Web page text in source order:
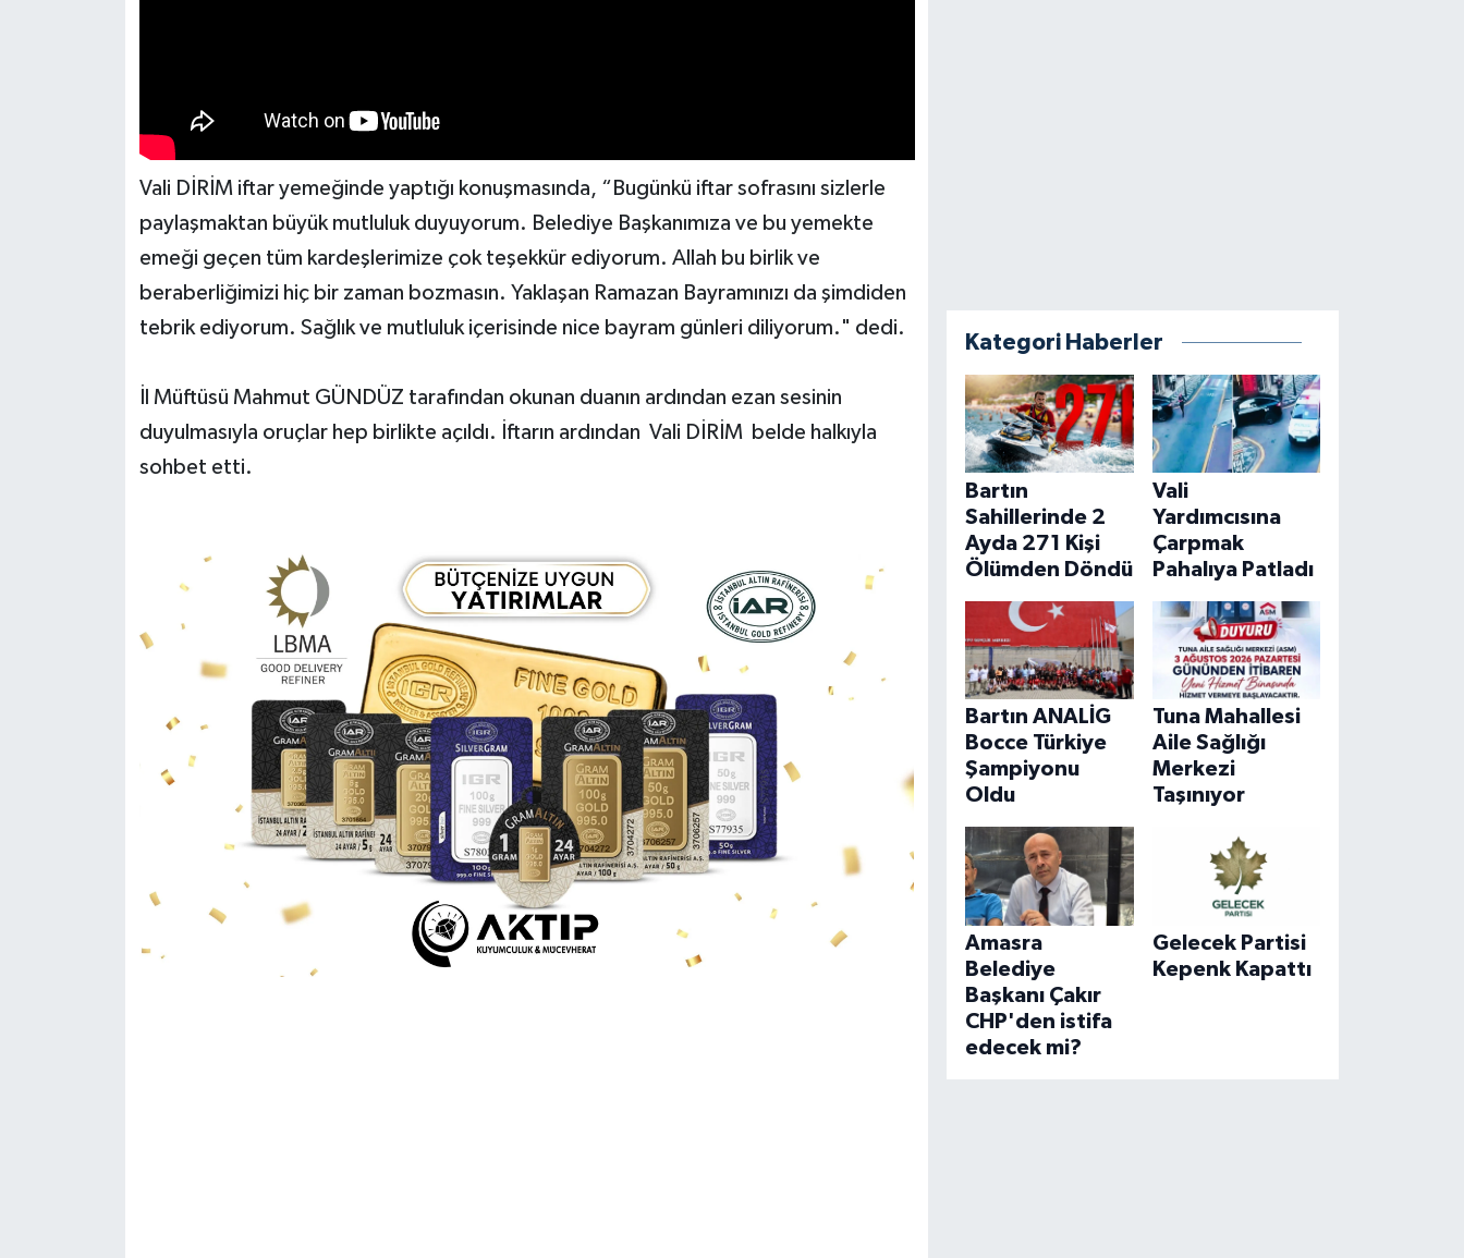
Vali DİRİM iftar yemeğinde yaptığı konuşmasında, “Bugünkü iftar sofrasını sizlerle
paylaşmaktan büyük mutluluk duyuyorum. Belediye Başkanımıza ve bu yemekte
emeği geçen tüm kardeşlerimize çok teşekkür ediyorum. Allah bu birlik ve
beraberliğimizi hiç bir zaman bozmasın. Yaklaşan Ramazan Bayramınızı da şimdiden
tebrik ediyorum. Sağlık ve mutluluk içerisinde nice bayram günleri diliyorum." dedi.
İl Müftüsü Mahmut GÜNDÜZ tarafından okunan duanın ardından ezan sesinin
duyulmasıyla oruçlar hep birlikte açıldı. İftarın ardından Vali DİRİM belde halkıyla
sohbet etti.
Kategori Haberler
Bartın
Sahillerinde 2
Ayda 271 Kişi
Ölümden Döndü
Vali
Yardımcısına
Çarpmak
Pahalıya Patladı
Bartın ANALİG
Bocce Türkiye
Şampiyonu
Oldu
Tuna Mahallesi
Aile Sağlığı
Merkezi
Taşınıyor
Amasra
Belediye
Başkanı Çakır
CHP'den istifa
edecek mi?
Gelecek Partisi
Kepenk Kapattı